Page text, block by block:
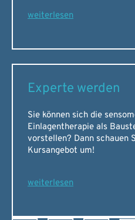
weiterlesen
Experte werden
Sie können sich die
Einlagentherapie als
vorstellen? Dann schauen
Kursangebot um!
weiterlesen